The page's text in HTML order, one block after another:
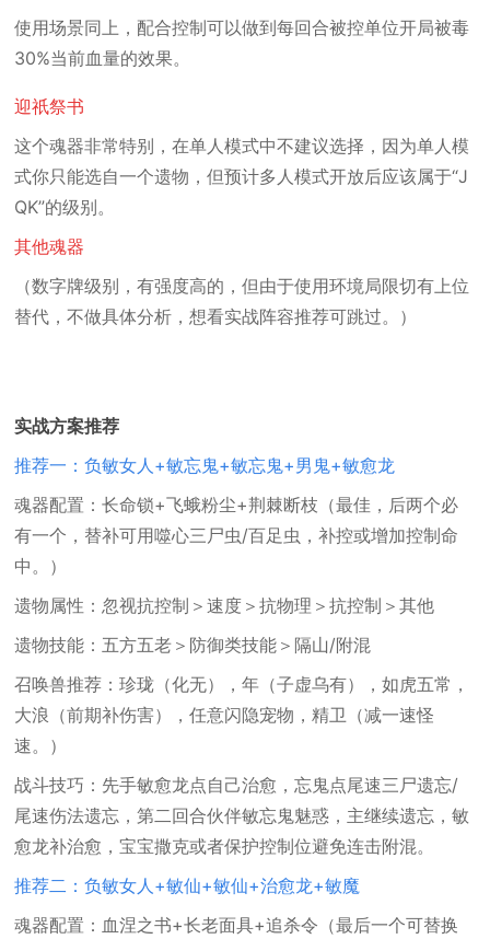
使用场景同上，配合控制可以做到每回合被控单位开局被毒
30%当前血量的效果。
迎祇祭书
这个魂器非常特别，在单人模式中不建议选择，因为单人模
式你只能选自一个遗物，但预计多人模式开放后应该属于“J
QK”的级别。
其他魂器
（数字牌级别，有强度高的，但由于使用环境局限切有上位
替代，不做具体分析，想看实战阵容推荐可跳过。）
实战方案推荐
推荐一：负敏女人+敏忘鬼+敏忘鬼+男鬼+敏愈龙
魂器配置：长命锁+飞蛾粉尘+荆棘断枝（最佳，后两个必
有一个，替补可用噬心三尸虫/百足虫，补控或增加控制命
中。）
遗物属性：忽视抗控制＞速度＞抗物理＞抗控制＞其他
遗物技能：五方五老＞防御类技能＞隔山/附混
召唤兽推荐：珍珑（化无），年（子虚乌有），如虎五常，
大浪（前期补伤害），任意闪隐宠物，精卫（减一速怪
速。）
战斗技巧：先手敏愈龙点自己治愈，忘鬼点尾速三尸遗忘/
尾速伤法遗忘，第二回合伙伴敏忘鬼魅惑，主继续遗忘，敏
愈龙补治愈，宝宝撒克或者保护控制位避免连击附混。
推荐二：负敏女人+敏仙+敏仙+治愈龙+敏魔
魂器配置：血涅之书+长老面具+追杀令（最后一个可替换